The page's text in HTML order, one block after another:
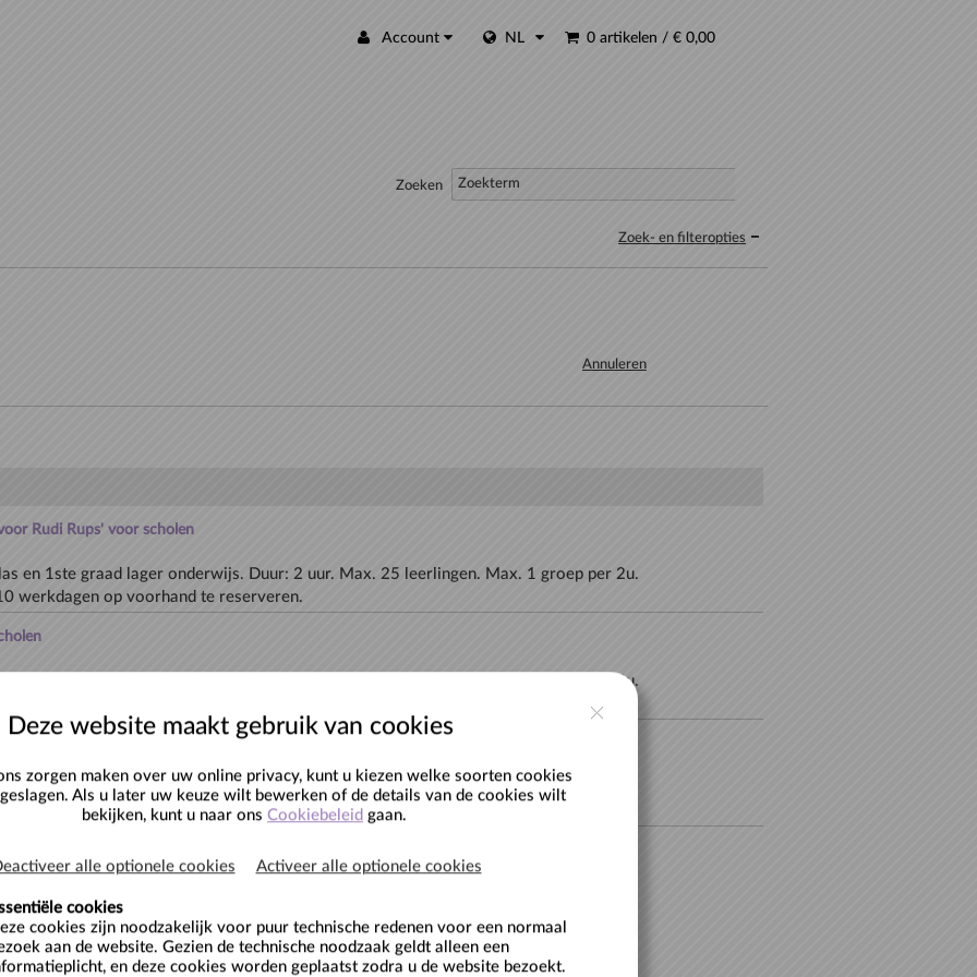
Account NL 0 artikelen / € 0,00
Zoeken
Zoek- en filteropties
Annuleren
Rudi Rups' voor scholen
en 1ste graad lager onderwijs. Duur: 2 uur. Max. 25 leerlingen. Max. 1 groep per 2u.
werkdagen op voorhand te reserveren.
en 1ste graad lager onderwijs. Duur: 2 uur. Max. 25 leerlingen. Max. 1 groep per 2u.
scholen
lager onderwijs. Duur: 2 uur. Max. 25 leerlingen. Max. 1 groep per 2u.
werkdagen op voorhand te reserveren.
for the Future - rondleiding
en hoger onderwijs
/ FR
Deze website maakt gebruik van cookies
zorgen maken over uw online privacy, kunt u kiezen welke soorten cookies
Als u later uw keuze wilt bewerken of de details van de cookies wilt
bekijken, kunt u naar ons Cookiebeleid gaan.
alle optionele cookies Activeer alle optionele cookies
cookies
cookies zijn noodzakelijk voor puur technische redenen voor een normaal
aan de website. Gezien de technische noodzaak geldt alleen een
en deze cookies worden geplaatst zodra u de website bezoekt.